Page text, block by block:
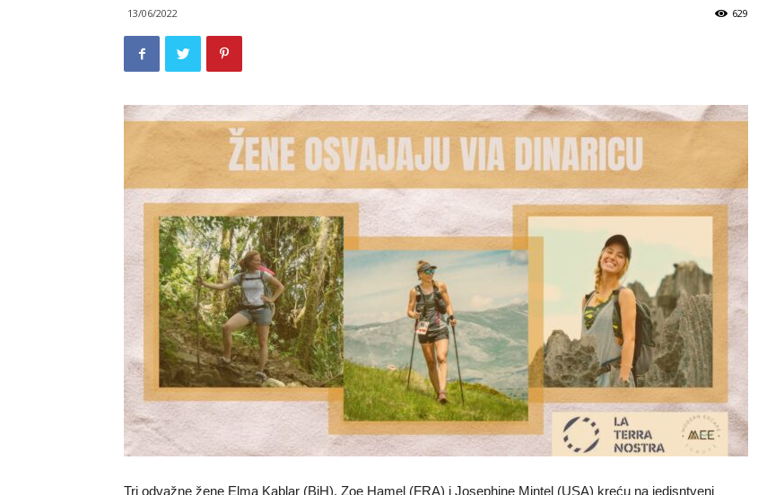
13/06/2022 629
Tri odvažne žene Elma Kablar (BiH), Zoe Hamel (FRA) i Josephine Mintel (USA) kreću na jedisntveni